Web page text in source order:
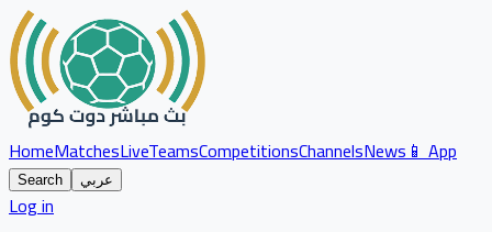
HomeMatchesLiveTeamsCompetitionsChannelsNews📱 App
Search عربي
Log in